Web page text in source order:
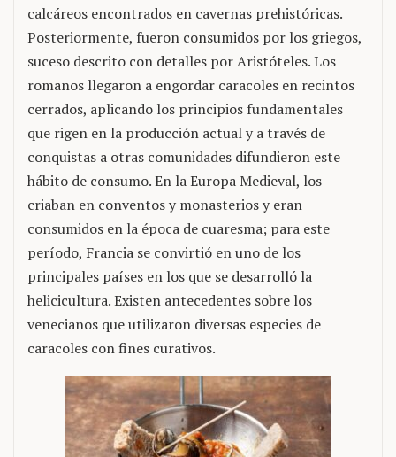
calcáreos encontrados en cavernas prehistóricas.
Posteriormente, fueron consumidos por los griegos,
suceso descrito con detalles por Aristóteles. Los
romanos llegaron a engordar caracoles en recintos
cerrados, aplicando los principios fundamentales
que rigen en la producción actual y a través de
conquistas a otras comunidades difundieron este
hábito de consumo. En la Europa Medieval, los
criaban en conventos y monasterios y eran
consumidos en la época de cuaresma; para este
período, Francia se convirtió en uno de los
principales países en los que se desarrolló la
helicicultura. Existen antecedentes sobre los
venecianos que utilizaron diversas especies de
caracoles con fines curativos.